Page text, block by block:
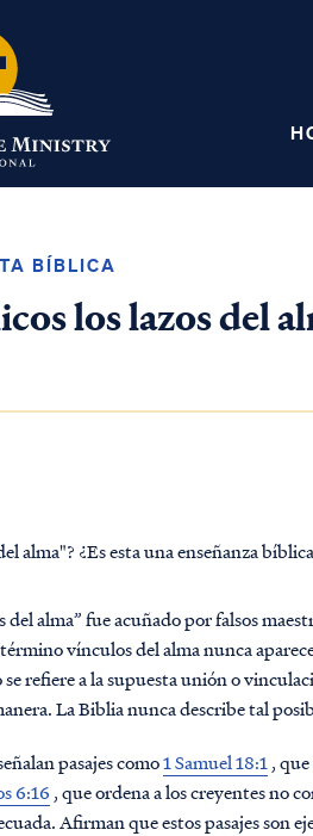
BÍBLICA
los lazos del
alma"? ¿Es esta una enseñanza
alma” fue acuñado por falsos
vínculos del alma nunca
refiere a la supuesta unión o
La Biblia nunca describe tal
pasajes como1 Samuel 18:1,
6:16 , que ordena a los creyentes no
Afirman que estos pasajes son